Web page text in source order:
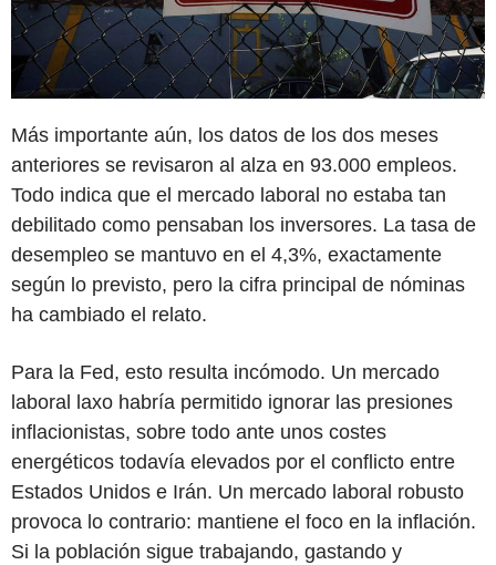
Más importante aún, los datos de los dos meses
anteriores se revisaron al alza en 93.000 empleos.
Todo indica que el mercado laboral no estaba tan
debilitado como pensaban los inversores. La tasa de
desempleo se mantuvo en el 4,3%, exactamente
según lo previsto, pero la cifra principal de nóminas
ha cambiado el relato.
Para la Fed, esto resulta incómodo. Un mercado
laboral laxo habría permitido ignorar las presiones
inflacionistas, sobre todo ante unos costes
energéticos todavía elevados por el conflicto entre
Estados Unidos e Irán. Un mercado laboral robusto
provoca lo contrario: mantiene el foco en la inflación.
Si la población sigue trabajando, gastando y